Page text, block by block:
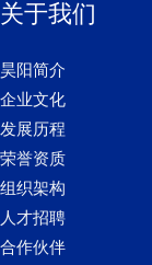
关于我们
昊阳简介
企业文化
发展历程
荣誉资质
组织架构
人才招聘
合作伙伴